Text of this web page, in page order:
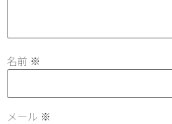
名前 ※
メール ※